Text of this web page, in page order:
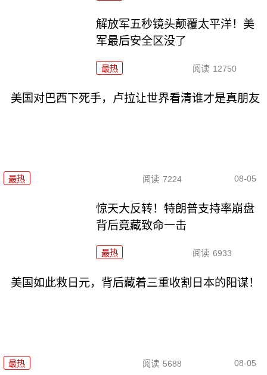
解放军五秒镜头颠覆太平洋！美
军最后安全区没了
最热 阅读 12750
美国对巴西下死手，卢拉让世界看清谁才是真朋友
最热 阅读 7224 08-05
惊天大反转！特朗普支持率崩盘
背后竟藏致命一击
最热 阅读 6933
美国如此救日元，背后藏着三重收割日本的阳谋！
最热 阅读 5688 08-05